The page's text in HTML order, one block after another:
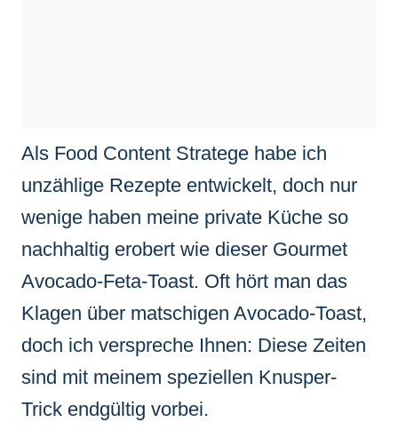
Als Food Content Stratege habe ich
unzählige Rezepte entwickelt, doch nur
wenige haben meine private Küche so
nachhaltig erobert wie dieser Gourmet
Avocado-Feta-Toast. Oft hört man das
Klagen über matschigen Avocado-Toast,
doch ich verspreche Ihnen: Diese Zeiten
sind mit meinem speziellen Knusper-
Trick endgültig vorbei.